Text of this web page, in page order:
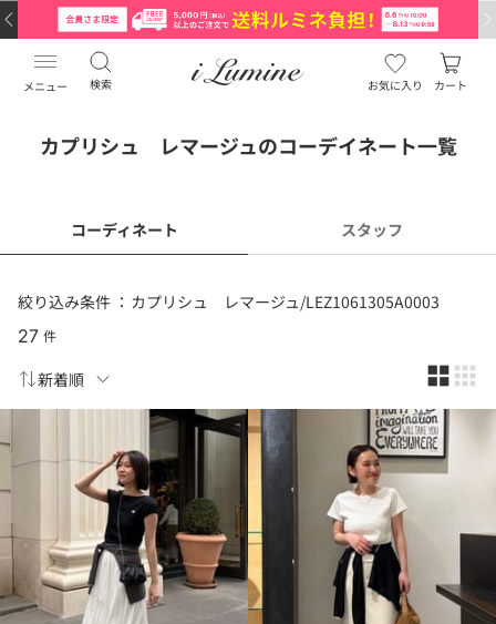
メニュー 検索 お気に入り カート
カプリシュ レマージュのコーデイネート一覧
コーディネート スタッフ
絞り込み条件 ： カプリシュ レマージュ/LEZ1061305A0003
27 件